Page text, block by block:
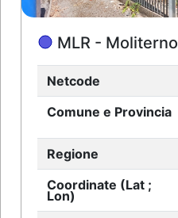
MLR - Moliterno
Netcode
Comune e Provincia
Regione
Coordinate (Lat ;
Lon)